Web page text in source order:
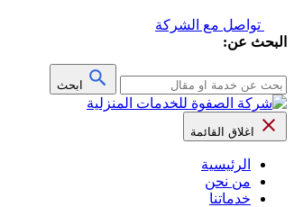
تواصل مع الشركة
البحث عن:
ابحث
اغلاق القائمة
الرئيسية
من نحن
خدماتنا